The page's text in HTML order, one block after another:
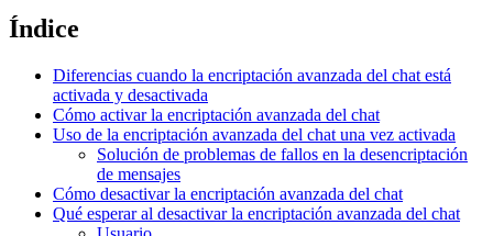
Índice
Diferencias cuando la encriptación avanzada del chat está
activada y desactivada
Cómo activar la encriptación avanzada del chat
Uso de la encriptación avanzada del chat una vez activada
Solución de problemas de fallos en la desencriptación
de mensajes
Cómo desactivar la encriptación avanzada del chat
Qué esperar al desactivar la encriptación avanzada del chat